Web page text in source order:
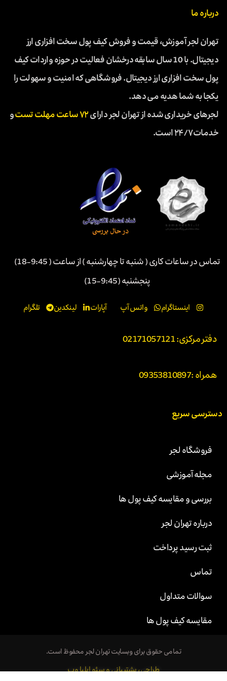
درباره ما
تهران لجر آموزش، قیمت و فروش کیف پول سخت افزاری ارز
دیجیتال. با 10 سال سابقه درخشان فعالیت در حوزه واردات کیف
پول سخت افزاری ارز دیجیتال. فروشگاهی که امنیت و سهولت را
یکجا به شما هدیه می دهد.
لجرهای خریداری شده از تهران لجر دارای۷۲ ساعت مهلت تست
و
خدمات ۲۴/۷ است.
تماس در ساعات کاری ( شنبه تا چهارشنبه ) از ساعت ( 9:45-18)
پنجشنبه (9:45-15)
اینستاگرام واتس آپ آپارات لینکدین تلگرام
دفتر مرکزی: 02171057121
همراه :09353810897
دسترسی سریع
فروشگاه لجر
مجله آموزشی
بررسی و مقایسه کیف پول ها
درباره تهران لجر
ثبت رسید پرداخت
تماس
سوالات متداول
مقایسه کیف پول ها
تمامی حقوق برای وبسایت تهران لجر محفوظ است.
طراحی، پشتیبانی و سئو ایلیا وب